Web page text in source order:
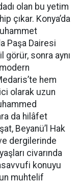
olan bu yetim
çıkar. Konya’da
Paşa Dairesi
sonra aynı
hem
olarak uzun
da hilâfet
Beyanü’l Hak
dergilerinde
civarında
konuyu
muhtelif